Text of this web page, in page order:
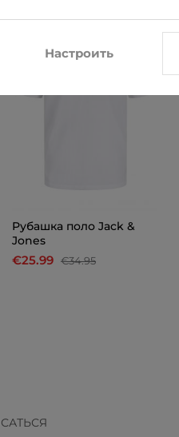
-26%
Рубашкa поло Jack &
Jones
€25.99 €34.95
Настроить